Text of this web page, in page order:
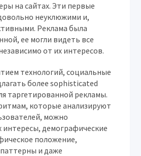
на сайтах. Эти первые
неуклюжими и,
Реклама была
ее могли видеть все
от их интересов.
технологий, социальные
более sophisticated
таргетированной рекламы.
которые анализируют
можно
интересы, демографические
положение,
и даже